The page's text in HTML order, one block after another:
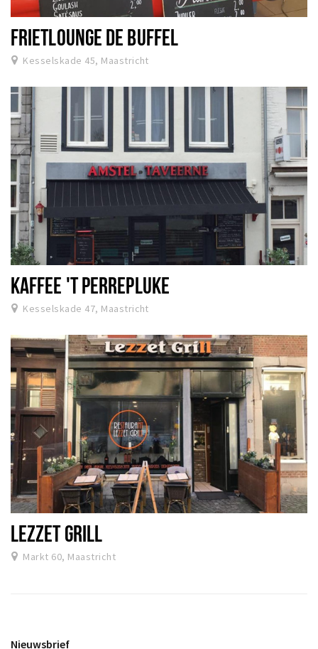
FRIETLOUNGE DE BUFFEL
Kesselskade 45, Maastricht
KAFFEE 'T PERREPLUKE
Kesselskade 47, Maastricht
LEZZET GRILL
Markt 60, Maastricht
Nieuwsbrief